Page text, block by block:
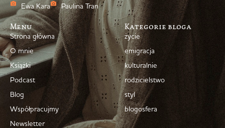
Ewa Kara
Paulina Tran
Menu
Strona główna
O mnie
Książki
Podcast
Blog
Współpracujmy
Newsletter
Kategorie bloga
życie
emigracja
kulturalnie
rodzicielstwo
styl
blogosfera